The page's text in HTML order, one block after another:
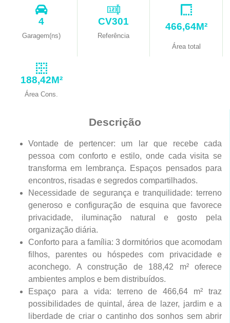
4
Garagem(ns)
CV301
Referência
466,64M²
Área total
188,42M²
Área Cons.
Descrição
Vontade de pertencer: um lar que recebe cada
pessoa com conforto e estilo, onde cada visita se
transforma em lembrança. Espaços pensados para
encontros, risadas e segredos compartilhados.
Necessidade de segurança e tranquilidade: terreno
generoso e configuração de esquina que favorece
privacidade, iluminação natural e gosto pela
organização diária.
Conforto para a família: 3 dormitórios que acomodam
filhos, parentes ou hóspedes com privacidade e
aconchego. A construção de 188,42 m² oferece
ambientes amplos e bem distribuídos.
Espaço para a vida: terreno de 466,64 m² traz
possibilidades de quintal, área de lazer, jardim e a
liberdade de criar o cantinho dos sonhos sem abrir